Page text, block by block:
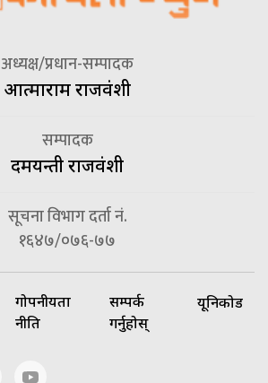
अध्यक्ष/प्रधान-सम्पादक
आत्माराम राजवंशी
सम्पादक
दमयन्ती राजवंशी
सूचना विभाग दर्ता नं.
१६४७/०७६-७७
गोपनीयता
नीति
सम्पर्क
गर्नुहोस्
यूनिकोड